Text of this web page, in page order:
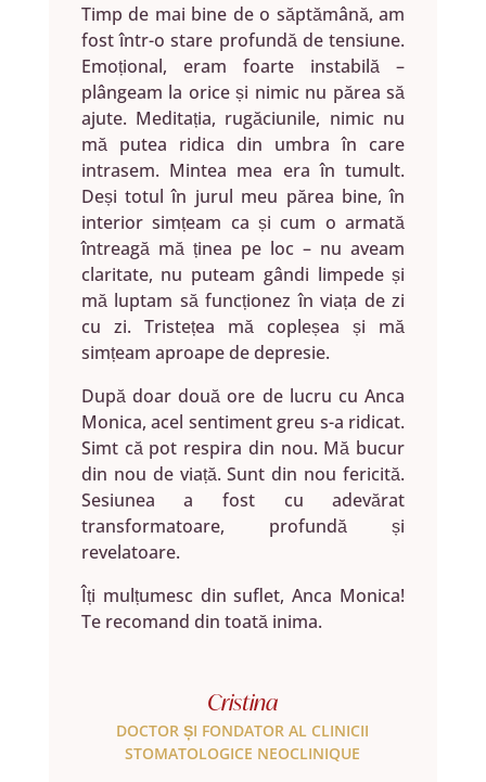
Timp de mai bine de o săptămână, am
fost într-o stare profundă de tensiune.
Emoțional, eram foarte instabilă –
plângeam la orice și nimic nu părea să
ajute. Meditația, rugăciunile, nimic nu
mă putea ridica din umbra în care
intrasem. Mintea mea era în tumult.
Deși totul în jurul meu părea bine, în
interior simțeam ca și cum o armată
întreagă mă ținea pe loc – nu aveam
claritate, nu puteam gândi limpede și
mă luptam să funcționez în viața de zi
cu zi. Tristețea mă copleșea și mă
simțeam aproape de depresie.
După doar două ore de lucru cu Anca
Monica, acel sentiment greu s-a ridicat.
Simt că pot respira din nou. Mă bucur
din nou de viață. Sunt din nou fericită.
Sesiunea a fost cu adevărat
transformatoare, profundă și
revelatoare.
Îți mulțumesc din suflet, Anca Monica!
Te recomand din toată inima.
Cristina
DOCTOR ȘI FONDATOR AL CLINICII
STOMATOLOGICE NEOCLINIQUE